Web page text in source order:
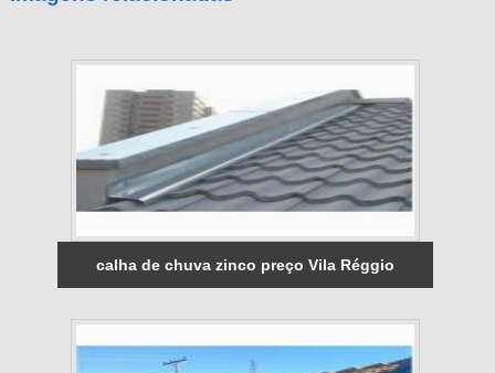
calha de chuva zinco preço Vila Réggio